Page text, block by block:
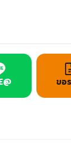
บทความ ติ
ขอ
งอ่านบัตรป